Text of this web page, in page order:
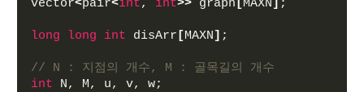
vector<pair<int, int>> graph [MAXN] ;
long long int disArr [MAXN] ;
// N : 지점의 개수, M : 골목길의 개수
int N, M, u, v, w;